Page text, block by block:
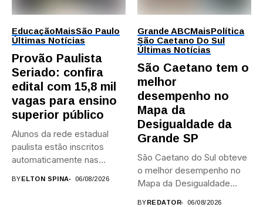
EducaçãoMaisSão Paulo
Últimas Notícias
Provão Paulista
Seriado: confira
edital com 15,8 mil
vagas para ensino
superior público
Alunos da rede estadual
paulista estão inscritos
automaticamente nas
BYELTON SPINA 06/08/2026
Grande ABCMaisPolítica
São Caetano Do Sul
Últimas Notícias
São Caetano tem o
melhor
desempenho no
Mapa da
Desigualdade da
Grande SP
São Caetano do Sul obteve
o melhor desempenho no
Mapa da Desigualdade...
BYREDATOR 06/08/2026